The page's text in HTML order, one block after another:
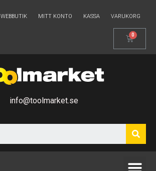
WEBBUTIK MITT KONTO KASSA VARUKORG
info@toolmarket.se